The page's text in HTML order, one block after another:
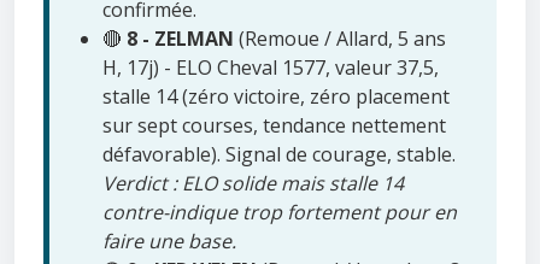
confirmée.
🔴 8 - ZELMAN (Remoue / Allard, 5 ans
H, 17j) - ELO Cheval 1577, valeur 37,5,
stalle 14 (zéro victoire, zéro placement
sur sept courses, tendance nettement
défavorable). Signal de courage, stable.
Verdict : ELO solide mais stalle 14
contre-indique trop fortement pour en
faire une base.